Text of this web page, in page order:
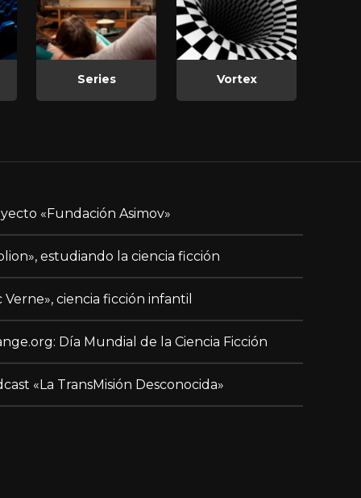
Series Vortex
«Fundación Asimov»
estudiando la ciencia ficción
Verne», ciencia ficción infantil
Día Mundial de la Ciencia Ficción
«La TransMisión Desconocida»